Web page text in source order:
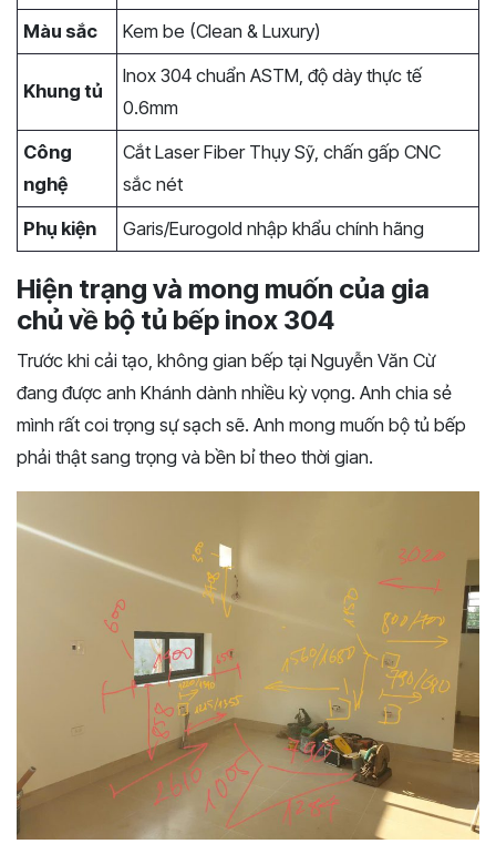
Màu sắc Kem be (Clean & Luxury)
Khung tủ
Inox 304 chuẩn ASTM, độ dày thực tế
0.6mm
Công
nghệ
Cắt Laser Fiber Thụy Sỹ, chấn gấp CNC
sắc nét
Phụ kiện
Garis/Eurogold nhập khẩu chính hãng
Hiện trạng và mong muốn của gia
chủ về bộ tủ bếp inox 304
Trước khi cải tạo, không gian bếp tại Nguyễn Văn Cừ
đang được anh Khánh dành nhiều kỳ vọng. Anh chia sẻ
mình rất coi trọng sự sạch sẽ. Anh mong muốn bộ tủ bếp
phải thật sang trọng và bền bỉ theo thời gian.